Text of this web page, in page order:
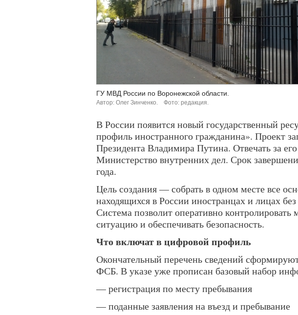
ГУ МВД России по Воронежской области.
Автор: Олег Зинченко. Фото: редакция.
В России появится новый государственный
профиль иностранного гражданина». Проект
Президента Владимира Путина. Отвечать за
Министерство внутренних дел. Срок
года.
Цель создания — собрать в одном месте все
находящихся в России иностранцах и лицах
Система позволит оперативно
ситуацию и обеспечивать безопасность.
Что включат в цифровой профиль
Окончательный перечень сведений
ФСБ. В указе уже прописан базовый набор
— регистрация по месту пребывания
— поданные заявления на въезд и пребывание